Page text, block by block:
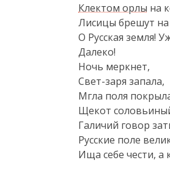
Клектом орлы на
Лисицы брешут
О Русская земля!
Далеко!
Ночь меркнет,
Свет-заря запала,
Мгла поля
Щекот
Галичий говор
Русские поле
Ища себе чести, а